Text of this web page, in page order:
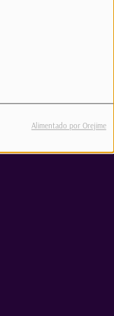
Alimentado por Orejime